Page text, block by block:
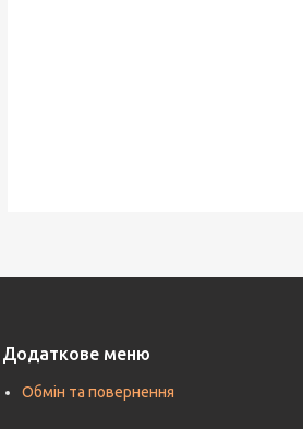
Додаткове меню
Обмін та повернення